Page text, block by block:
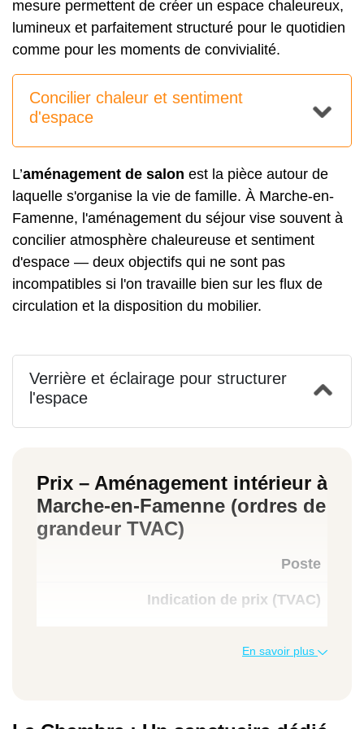
mesure permettent de créer un espace chaleureux,
lumineux et parfaitement structuré pour le quotidien
comme pour les moments de convivialité.
Concilier chaleur et sentiment
d'espace
L’aménagement de salon est la pièce autour de
laquelle s'organise la vie de famille. À Marche-en-
Famenne, l'aménagement du séjour vise souvent à
concilier atmosphère chaleureuse et sentiment
d'espace — deux objectifs qui ne sont pas
incompatibles si l'on travaille bien sur les flux de
circulation et la disposition du mobilier.
Verrière et éclairage pour structurer
l'espace
Prix – Aménagement intérieur à
Marche-en-Famenne (ordres de
grandeur TVAC)
Poste
Indication de prix (TVAC)
En savoir plus